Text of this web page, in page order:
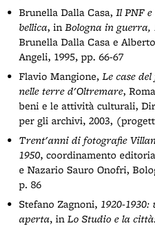
Brunella Dalla Casa, Il PNF
bellica, in Bologna in guerra,
Brunella Dalla Casa e
Angeli, 1995, pp. 66-67
Flavio Mangione, Le case
nelle terre d'Oltremare,
beni e le attività culturali,
per gli archivi, 2003,
Trent'anni di fotografie
1950, coordinamento
e Nazario Sauro Onofri,
p. 86
Stefano Zagnoni, 1920-
aperta, in Lo Studio e la